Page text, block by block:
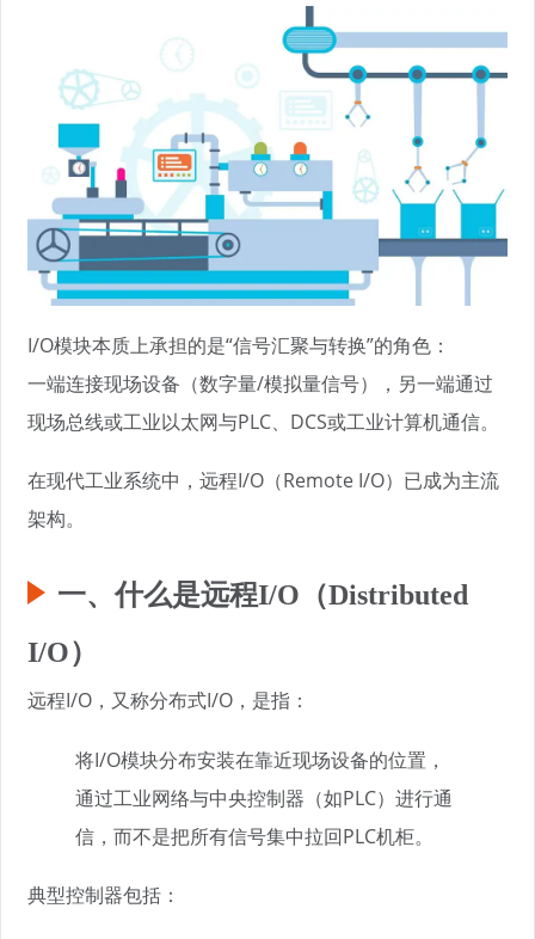
I/O模块本质上承担的是“信号汇聚与转换”的角色：
一端连接现场设备（数字量/模拟量信号），另一端通过
现场总线或工业以太网与PLC、DCS或工业计算机通信。
在现代工业系统中，远程I/O（Remote I/O）已成为主流
架构。
一、什么是远程I/O（Distributed
I/O）
远程I/O，又称分布式I/O，是指：
将I/O模块分布安装在靠近现场设备的位置，
通过工业网络与中央控制器（如PLC）进行通
信，而不是把所有信号集中拉回PLC机柜。
典型控制器包括：